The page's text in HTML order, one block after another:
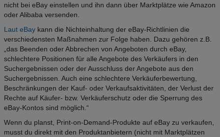
nicht bei eBay einstellen und ihn dann über Marktplätze wie Amazon
oder Alibaba versenden.
Laut eBay kann die Nichteinhaltung der eBay-Richtlinien die
verschiedensten Maßnahmen zur Folge haben. Dazu gehören z.B.
„das Beenden oder Abbrechen von Angeboten durch eBay,
schlechtere Positionen für alle Angebote des Verkäufers in den
Suchergebnissen oder der Ausschluss der Angebote aus den
Suchergebnissen. Auch eine schlechtere Verkäuferbewertung,
Beschränkungen der Kauf- oder Verkaufsaktivitäten, der Verlust der
Rechte auf Käufer- bzw. Verkäuferschutz oder die Sperrung des
eBay-Kontos sind möglich.“
Wenn du planst, Print-on-Demand-Produkte auf eBay zu verkaufen,
musst du direkt mit den Produktanbietern (nicht mit Marktplätzen